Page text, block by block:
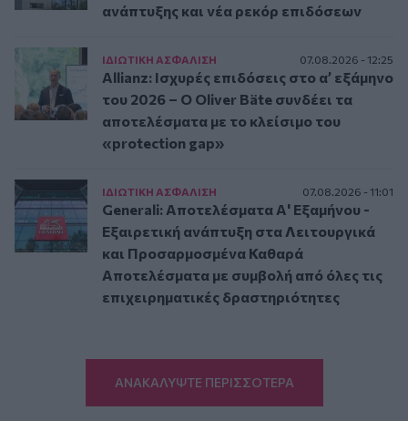
ανάπτυξης και νέα ρεκόρ επιδόσεων
ΙΔΙΩΤΙΚΗ ΑΣΦAΛΙΣΗ 07.08.2026 - 12:25
Allianz: Ισχυρές επιδόσεις στο α’ εξάμηνο
του 2026 – Ο Oliver Bäte συνδέει τα
αποτελέσματα με το κλείσιμο του
«protection gap»
ΙΔΙΩΤΙΚΗ ΑΣΦAΛΙΣΗ 07.08.2026 - 11:01
Generali: Αποτελέσματα Α' Εξαμήνου -
Εξαιρετική ανάπτυξη στα Λειτουργικά
και Προσαρμοσμένα Καθαρά
Αποτελέσματα με συμβολή από όλες τις
επιχειρηματικές δραστηριότητες
ΑΝΑΚΑΛΥΨΤΕ ΠΕΡΙΣΣΟΤΕΡΑ